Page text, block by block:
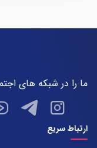
ارتباط سریع
ما را در شبکه های